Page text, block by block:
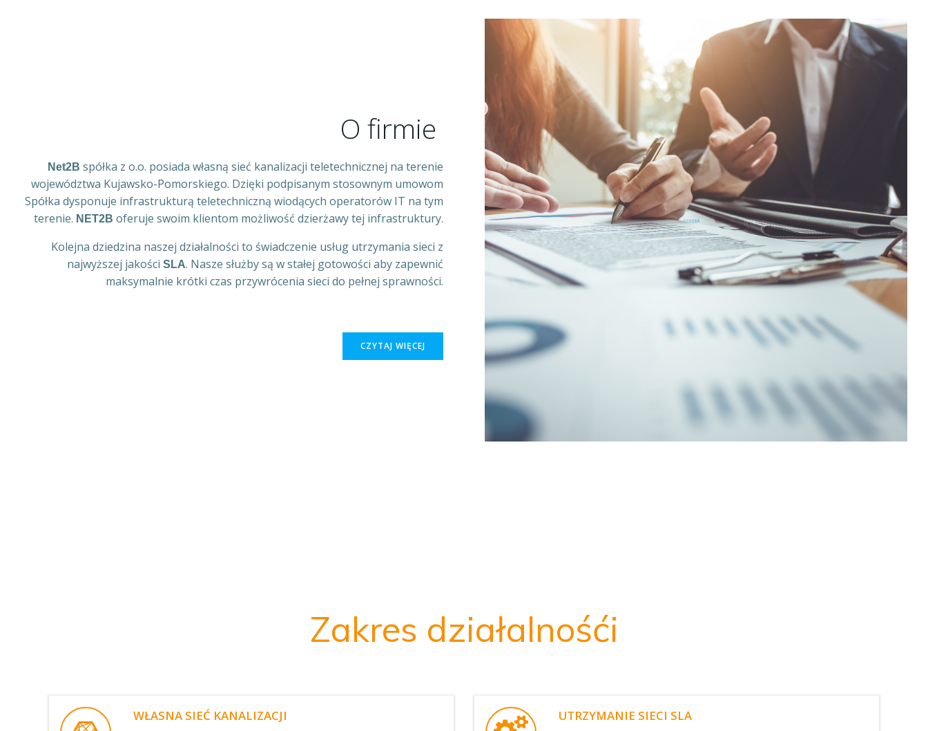
O firmie
Net2B spółka z o.o. posiada własną sieć kanalizacji teletechnicznej na terenie
województwa Kujawsko-Pomorskiego. Dzięki podpisanym stosownym umowom
Spółka dysponuje infrastrukturą teletechniczną wiodących operatorów IT na tym
terenie. NET2B oferuje swoim klientom możliwość dzierżawy tej infrastruktury.
Kolejna dziedzina naszej działalności to świadczenie usług utrzymania sieci z
najwyższej jakości SLA. Nasze służby są w stałej gotowości aby zapewnić
maksymalnie krótki czas przywrócenia sieci do pełnej sprawności.
CZYTAJ WIĘCEJ
Zakres działalnośći
WŁASNA SIEĆ KANALIZACJI UTRZYMANIE SIECI SLA